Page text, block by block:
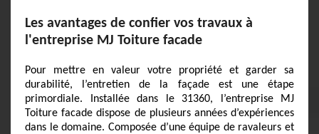
Les avantages de confier vos travaux à
l'entreprise MJ Toiture facade
Pour mettre en valeur votre propriété et garder sa
durabilité, l’entretien de la façade est une étape
primordiale. Installée dans le 31360, l’entreprise MJ
Toiture facade dispose de plusieurs années d’expériences
dans le domaine. Composée d’une équipe de ravaleurs et